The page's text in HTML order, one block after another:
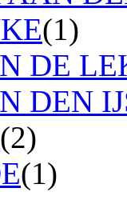
(1)
DE
DEN
(2)
(1)